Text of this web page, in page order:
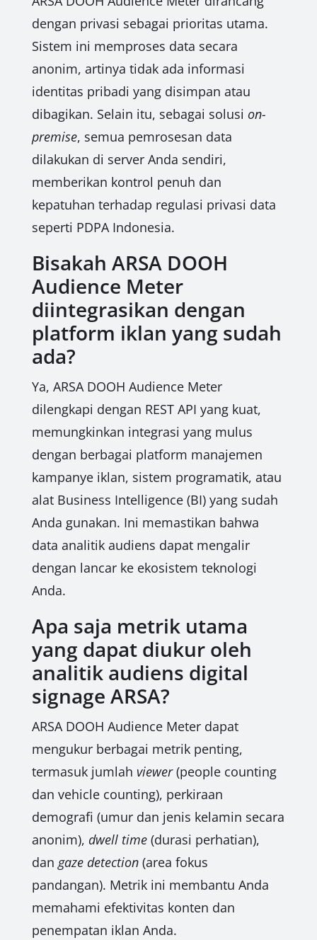
dengan privasi sebagai prioritas utama.
Sistem ini memproses data secara
anonim, artinya tidak ada informasi
identitas pribadi yang disimpan atau
dibagikan. Selain itu, sebagai solusi on-
premise, semua pemrosesan data
dilakukan di server Anda sendiri,
memberikan kontrol penuh dan
kepatuhan terhadap regulasi privasi data
seperti PDPA Indonesia.
Bisakah ARSA DOOH
Audience Meter
diintegrasikan dengan
platform iklan yang sudah
ada?
Ya, ARSA DOOH Audience Meter
dilengkapi dengan REST API yang kuat,
memungkinkan integrasi yang mulus
dengan berbagai platform manajemen
kampanye iklan, sistem programatik, atau
alat Business Intelligence (BI) yang sudah
Anda gunakan. Ini memastikan bahwa
data analitik audiens dapat mengalir
dengan lancar ke ekosistem teknologi
Anda.
Apa saja metrik utama
yang dapat diukur oleh
analitik audiens digital
signage ARSA?
ARSA DOOH Audience Meter dapat
mengukur berbagai metrik penting,
termasuk jumlah viewer(people counting
dan vehicle counting), perkiraan
demografi (umur dan jenis kelamin secara
anonim), dwell time(durasi perhatian),
dan gaze detection(area fokus
pandangan). Metrik ini membantu Anda
memahami efektivitas konten dan
penempatan iklan Anda.